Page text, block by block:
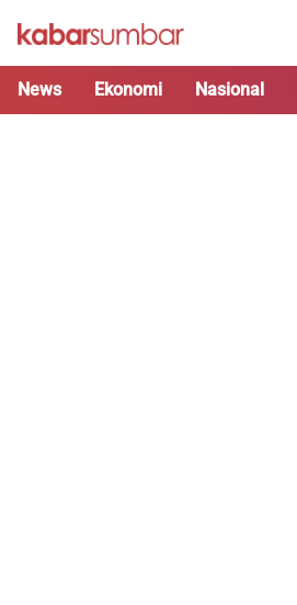
News Ekonomi Nasional